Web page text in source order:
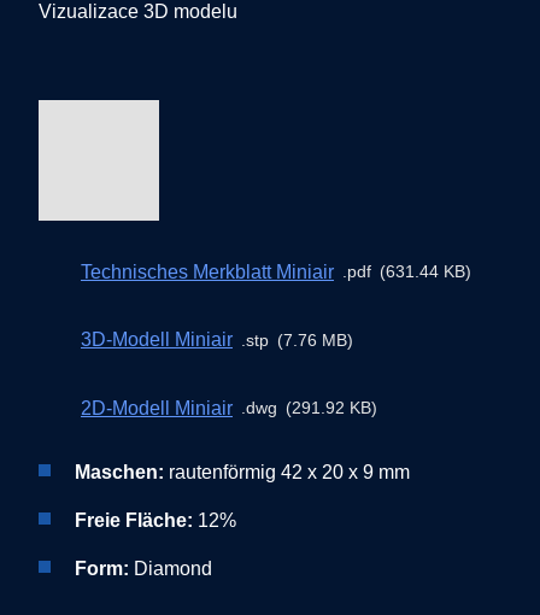
Vizualizace 3D modelu
Technisches Merkblatt Miniair pdf 631.44 KB
3D-Modell Miniair stp 7.76 MB
2D-Modell Miniair dwg 291.92 KB
Maschen: rautenförmig 42 x 20 x 9 mm
Freie Fläche: 12%
Form: Diamond